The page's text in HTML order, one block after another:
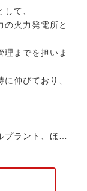
て、
の火力発電所と
理までを担いま
伸びており、
ラント、ほか
工事計画・施